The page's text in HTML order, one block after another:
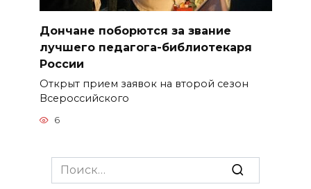
Дончане поборются за звание
лучшего педагога-библиотекаря
России
Открыт прием заявок на второй сезон
Всероссийского
6
Search
for: